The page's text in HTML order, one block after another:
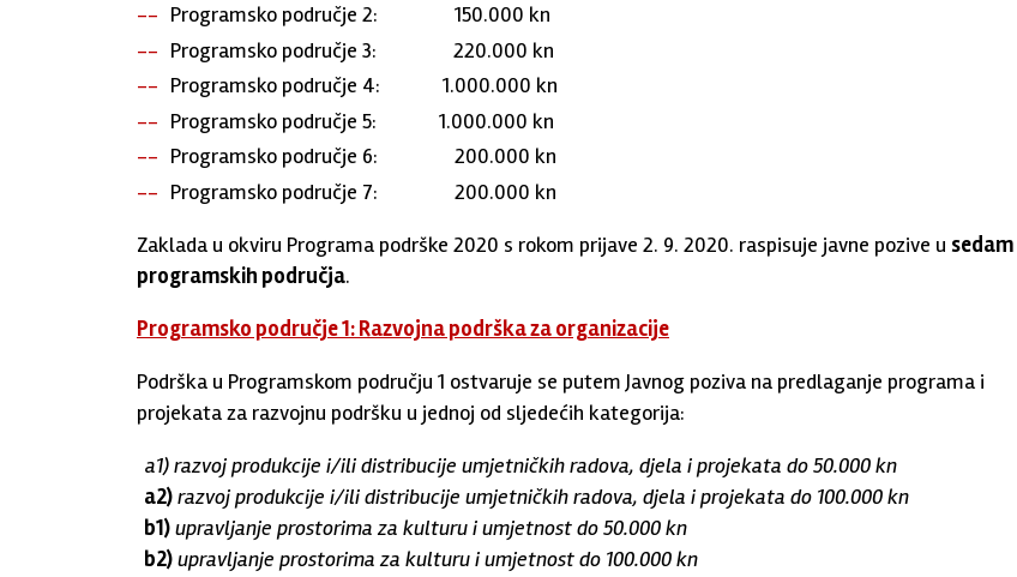
Programsko područje 2: 150.000 kn
Programsko područje 3: 220.000 kn
Programsko područje 4: 1.000.000 kn
Programsko područje 5: 1.000.000 kn
Programsko područje 6: 200.000 kn
Programsko područje 7: 200.000 kn
Zaklada u okviru Programa podrške 2020 s rokom prijave 2. 9. 2020. raspisuje javne pozive u sedam
programskih područja.
Programsko područje 1: Razvojna podrška za organizacije
Podrška u Programskom području 1 ostvaruje se putem Javnog poziva na predlaganje programa i
projekata za razvojnu podršku u jednoj od sljedećih kategorija:
a1)razvoj produkcije i/ili distribucije umjetničkih radova, djela i projekata do 50.000 kn
a2)razvoj produkcije i/ili distribucije umjetničkih radova, djela i projekata do 100.000 kn
b1)upravljanje prostorima za kulturu i umjetnost do 50.000 kn
b2)upravljanje prostorima za kulturu i umjetnost do 100.000 kn